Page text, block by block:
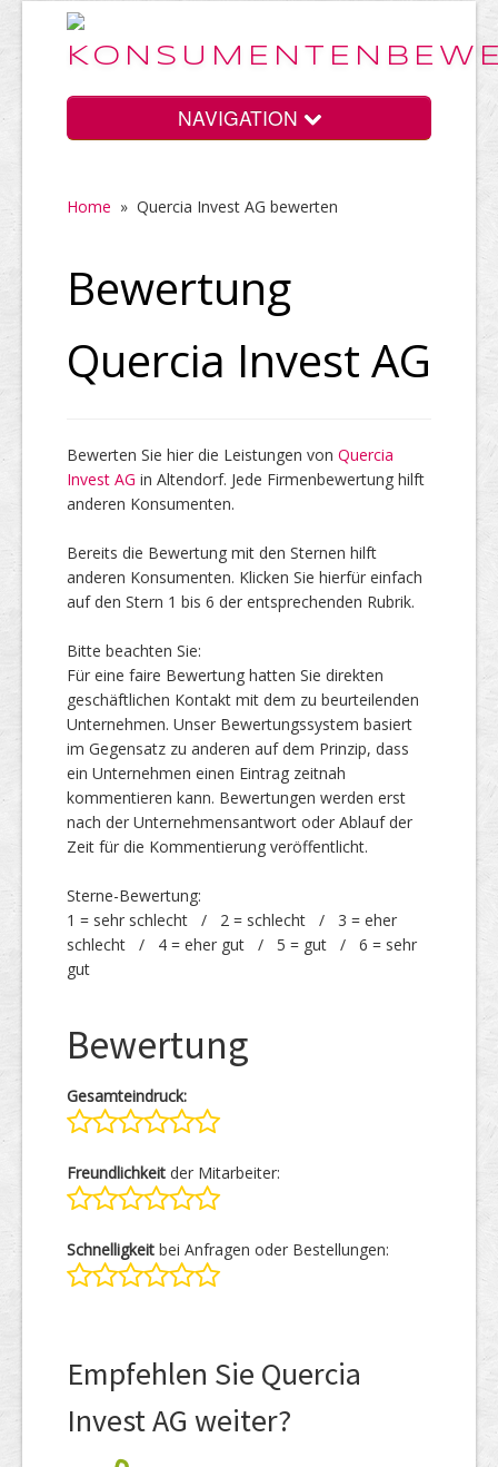
NAVIGATION
Home
Vorteile
HELP Awards
Top Firmen
Über uns
Home » Quercia Invest AG bewerten
Bewertung
Quercia Invest AG
Bewerten Sie hier die Leistungen von Quercia
Invest AG in Altendorf. Jede Firmenbewertung hilft
anderen Konsumenten.
Bereits die Bewertung mit den Sternen hilft
anderen Konsumenten. Klicken Sie hierfür einfach
auf den Stern 1 bis 6 der entsprechenden Rubrik.
Bitte beachten Sie:
Für eine faire Bewertung hatten Sie direkten
geschäftlichen Kontakt mit dem zu beurteilenden
Unternehmen. Unser Bewertungssystem basiert
im Gegensatz zu anderen auf dem Prinzip, dass
ein Unternehmen einen Eintrag zeitnah
kommentieren kann. Bewertungen werden erst
nach der Unternehmensantwort oder Ablauf der
Zeit für die Kommentierung veröffentlicht.
Sterne-Bewertung:
1 = sehr schlecht / 2 = schlecht / 3 = eher
schlecht / 4 = eher gut / 5 = gut / 6 = sehr
gut
Bewertung
Gesamteindruck:
Freundlichkeit der Mitarbeiter:
Schnelligkeit bei Anfragen oder Bestellungen:
Empfehlen Sie Quercia
Invest AG weiter?